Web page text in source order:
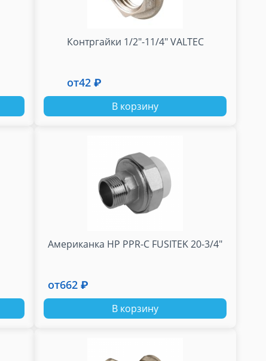
Контргайки 1/2"-11/4" VALTEC
от42 ₽
В корзину
Американка НР PPR-C FUSITEK 20-3/4"
от662 ₽
В корзину